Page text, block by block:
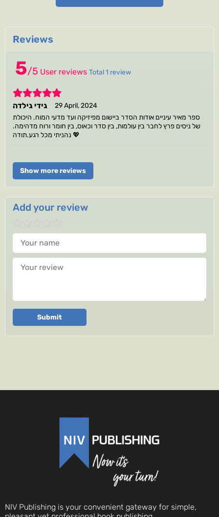
Reviews
5/5 User reviews Total 1 review
5
גידי גילדה
29 April, 2024
ספר מאיר עיניים אודות הסדר ביישום מפיזיקה ועד מדעי המוח. היכולת
של ניסים פרץ לחבר בין עולמות, בין סדר וכאוס, בין חומר ורוח מדהימה.
נהניתי מכל רגע.תודה 💖
Show more reviews
Add your review
Your name
Your review
Submit
NIV Publishing is your convenient gateway for simple,